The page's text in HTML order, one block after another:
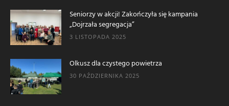
Seniorzy w akcji! Zakończyła się kampania
„Dojrzała segregacja”
3 LISTOPADA 2025
Olkusz dla czystego powietrza
30 PAŹDZIERNIKA 2025